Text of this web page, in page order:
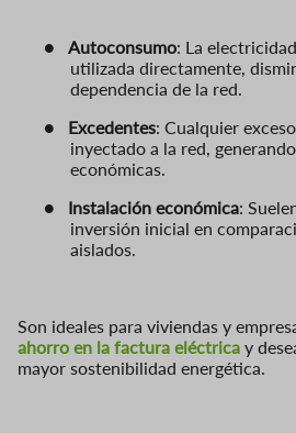
● Autoconsumo: La
utilizada directamente,
dependencia de la red.
●
Excedentes: Cualquier
inyectado a la red,
económicas.
●
Instalación económica:
inversión inicial en
aislados.
Son ideales para viviendas y
ahorro en la factura eléctrica y
mayor sostenibilidad energética.